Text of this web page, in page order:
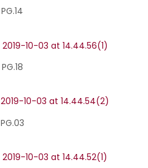
PG.14
PG.18
PG.03